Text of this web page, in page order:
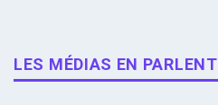
LES MÉDIAS EN PARLENT